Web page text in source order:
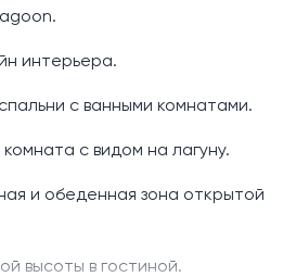
интерьера.
с ванными комнатами.
комната с видом на лагуну.
и обеденная зона открытой
высоты в гостиной.